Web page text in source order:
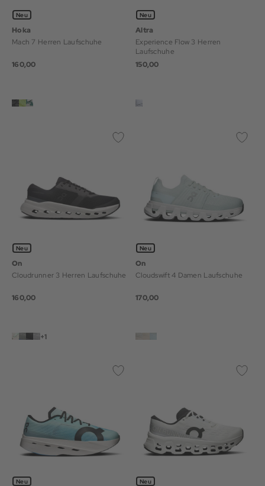
Neu
Hoka
Mach 7 Herren Laufschuhe
160,00
Neu
Altra
Experience Flow 3 Herren
Laufschuhe
150,00
Neu
On
Cloudrunner 3 Herren Laufschuhe
160,00
+1
Neu
On
Cloudswift 4 Damen Laufschuhe
170,00
Neu Neu